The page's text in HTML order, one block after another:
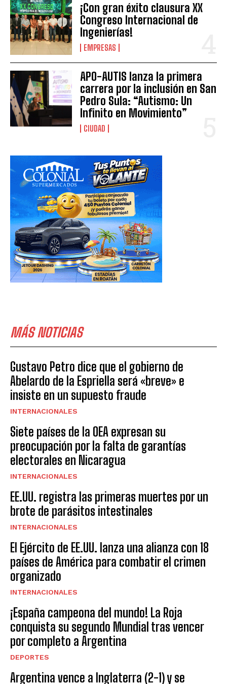
¡Con gran éxito clausura XX
Congreso Internacional de
Ingenierías!
EMPRESAS
APO-AUTIS lanza la primera
carrera por la inclusión en San
Pedro Sula: “Autismo: Un
Infinito en Movimiento”
CIUDAD
MÁS NOTICIAS
Gustavo Petro dice que el gobierno de
Abelardo de la Espriella será «breve» e
insiste en un supuesto fraude
INTERNACIONALES
Siete países de la OEA expresan su
preocupación por la falta de garantías
electorales en Nicaragua
INTERNACIONALES
EE.UU. registra las primeras muertes por un
brote de parásitos intestinales
INTERNACIONALES
El Ejército de EE.UU. lanza una alianza con 18
países de América para combatir el crimen
organizado
INTERNACIONALES
¡España campeona del mundo! La Roja
conquista su segundo Mundial tras vencer
por completo a Argentina
DEPORTES
Argentina vence a Inglaterra (2-1) y se